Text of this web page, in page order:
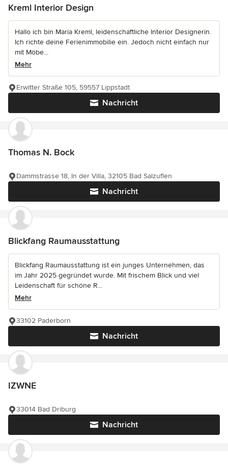
Kreml Interior Design
Hallo ich bin Maria Kreml, leidenschaftliche Interior Designerin.
Ich richte deine Ferienimmobilie ein. Jedoch nicht einfach nur
mit Möbe...
Mehr
Nachricht
Erwitter Straße 105, 59557 Lippstadt
Thomas N. Bock
Nachricht
Dammstrasse 18, In der Villa, 32105 Bad Salzuflen
Blickfang Raumausstattung
Blickfang Raumausstattung ist ein junges Unternehmen, das
im Jahr 2025 gegründet wurde. Mit frischem Blick und viel
Leidenschaft für schöne R...
Mehr
Nachricht
33102 Paderborn
IZWNE
Nachricht
33014 Bad Driburg